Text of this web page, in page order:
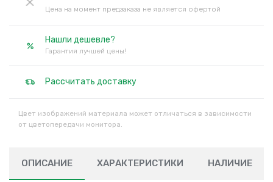
Цена на момент предзаказа не является офертой
Нашли дешевле?
Гарантия лучшей цены!
Рассчитать доставку
Цвет изображений материала может отличаться в зависимости
от цветопередачи монитора.
ОПИСАНИЕ ХАРАКТЕРИСТИКИ НАЛИЧИЕ